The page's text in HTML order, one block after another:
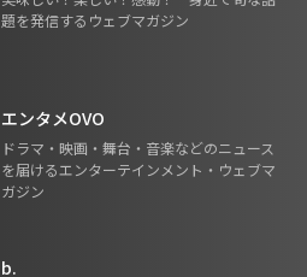
題を発信するウェブマガジン
エンタメOVO
ドラマ・映画・舞台・音楽などのニュース
を届けるエンターテインメント・ウェブマ
ガジン
b.